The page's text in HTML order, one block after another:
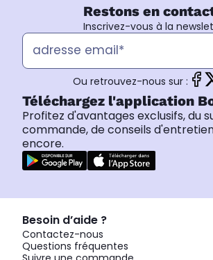
Restons en
Inscrivez-vous à la
Ou retrouvez-nous sur :
Téléchargez l'application
Profitez d'avantages exclusifs, du
commande, de conseils
encore.
Besoin d’aide ?
Contactez-nous
Questions fréquentes